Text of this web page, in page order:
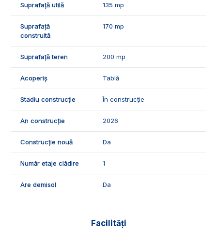
Suprafață utilă 135 mp
Suprafață
construită
170 mp
Suprafață teren 200 mp
Acoperiș Tablă
Stadiu construcție În construcție
An construcție 2026
Construcție nouă Da
Număr etaje clădire 1
Are demisol Da
Facilități